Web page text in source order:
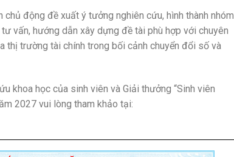
chủ động đề xuất ý tưởng nghiên cứu, hình thành nhóm
vấn, hướng dẫn xây dựng đề tài phù hợp với chuyên
thị trường tài chính trong bối cảnh chuyển đổi số và
khoa học của sinh viên và Giải thưởng “Sinh viên
2027 vui lòng tham khảo tại: